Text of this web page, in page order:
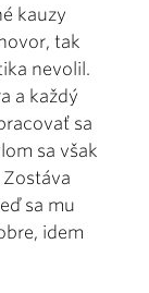
kauzy
tak
nevolil.
a každý
sa
sa však
sa mu
idem